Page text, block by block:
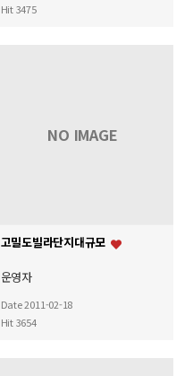
Hit 3475
NO IMAGE
고밀도빌라단지대규모
운영자
Date 2011-02-18
Hit 3654